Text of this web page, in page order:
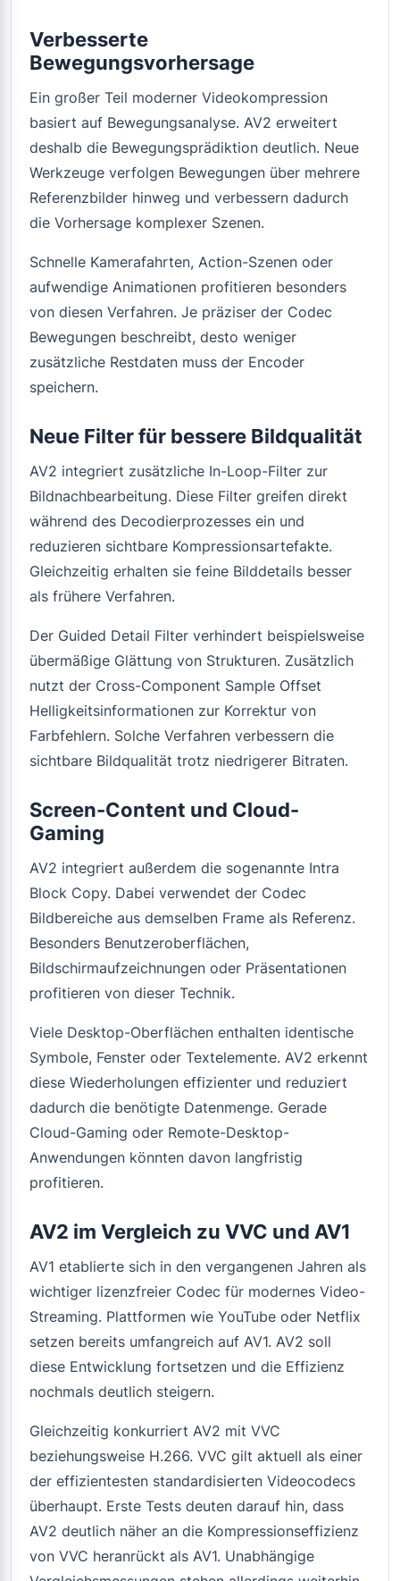
Verbesserte
Bewegungsvorhersage
Ein großer Teil moderner Videokompression
basiert auf Bewegungsanalyse. AV2 erweitert
deshalb die Bewegungsprädiktion deutlich. Neue
Werkzeuge verfolgen Bewegungen über mehrere
Referenzbilder hinweg und verbessern dadurch
die Vorhersage komplexer Szenen.
Schnelle Kamerafahrten, Action-Szenen oder
aufwendige Animationen profitieren besonders
von diesen Verfahren. Je präziser der Codec
Bewegungen beschreibt, desto weniger
zusätzliche Restdaten muss der Encoder
speichern.
Neue Filter für bessere Bildqualität
AV2 integriert zusätzliche In-Loop-Filter zur
Bildnachbearbeitung. Diese Filter greifen direkt
während des Decodierprozesses ein und
reduzieren sichtbare Kompressionsartefakte.
Gleichzeitig erhalten sie feine Bilddetails besser
als frühere Verfahren.
Der Guided Detail Filter verhindert beispielsweise
übermäßige Glättung von Strukturen. Zusätzlich
nutzt der Cross-Component Sample Offset
Helligkeitsinformationen zur Korrektur von
Farbfehlern. Solche Verfahren verbessern die
sichtbare Bildqualität trotz niedrigerer Bitraten.
Screen-Content und Cloud-
Gaming
AV2 integriert außerdem die sogenannte Intra
Block Copy. Dabei verwendet der Codec
Bildbereiche aus demselben Frame als Referenz.
Besonders Benutzeroberflächen,
Bildschirmaufzeichnungen oder Präsentationen
profitieren von dieser Technik.
Viele Desktop-Oberflächen enthalten identische
Symbole, Fenster oder Textelemente. AV2 erkennt
diese Wiederholungen effizienter und reduziert
dadurch die benötigte Datenmenge. Gerade
Cloud-Gaming oder Remote-Desktop-
Anwendungen könnten davon langfristig
profitieren.
AV2 im Vergleich zu VVC und AV1
AV1 etablierte sich in den vergangenen Jahren als
wichtiger lizenzfreier Codec für modernes Video-
Streaming. Plattformen wie YouTube oder Netflix
setzen bereits umfangreich auf AV1. AV2 soll
diese Entwicklung fortsetzen und die Effizienz
nochmals deutlich steigern.
Gleichzeitig konkurriert AV2 mit VVC
beziehungsweise H.266. VVC gilt aktuell als einer
der effizientesten standardisierten Videocodecs
überhaupt. Erste Tests deuten darauf hin, dass
AV2 deutlich näher an die Kompressionseffizienz
von VVC heranrückt als AV1. Unabhängige